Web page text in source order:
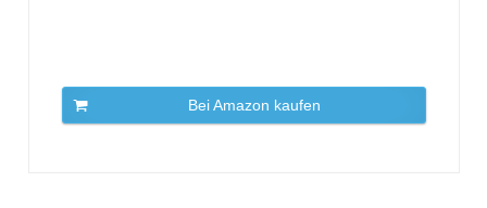
Bei Amazon kaufen